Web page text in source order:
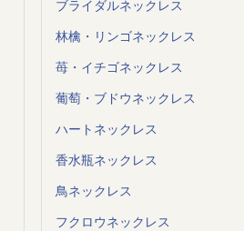
ブライダルネックレス
林檎・リンゴネックレス
苺・イチゴネックレス
葡萄・ブドウネックレス
ハートネックレス
香水瓶ネックレス
鳥ネックレス
フクロウネックレス